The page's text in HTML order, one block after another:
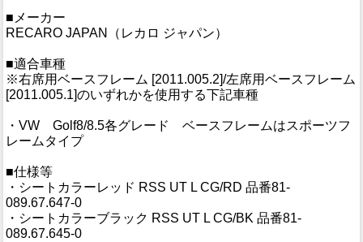
■メーカー
RECARO JAPAN（レカロ ジャパン）
■適合車種
※右席用ベースフレーム [2011.005.2]/左席用ベースフレーム
[2011.005.1]のいずれかを使用する下記車種
・VW Golf8/8.5各グレード ベースフレームはスポーツフ
レームタイプ
■仕様等
・シートカラーレッド RSS UT L CG/RD 品番81-
089.67.647-0
・シートカラーブラック RSS UT L CG/BK 品番81-
089.67.645-0